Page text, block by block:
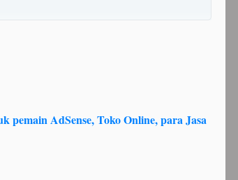
pemain AdSense, Toko Online, para Jasa